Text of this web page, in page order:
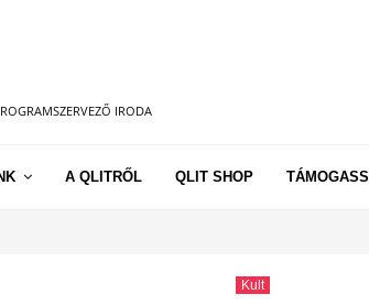
IRODA
A QLITRŐL QLIT SHOP TÁMOGASS
Kult